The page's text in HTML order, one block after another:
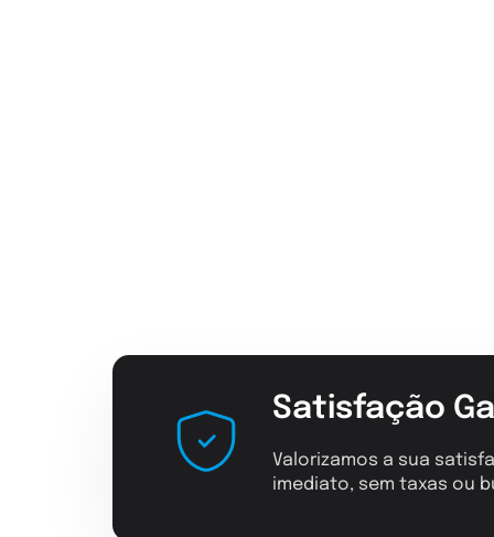
Satisfação
Valorizamos a sua
imediato, sem taxas ou